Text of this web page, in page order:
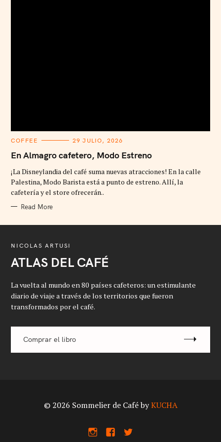
C
T
E
O
R
I
E
COFFEE 29 JULIO, 2026
En Almagro cafetero, Modo Estreno
¡La Disneylandia del café suma nuevas atracciones! En la calle
Palestina, Modo Barista está a punto de estreno. Allí, la
cafetería y el store ofrecerán..
Read More
NICOLAS ARTUSI
ATLAS DEL CAFÉ
La vuelta al mundo en 80 países cafeteros: un estimulante
diario de viaje a través de los territorios que fueron
transformados por el café.
Comprar el libro
X
© 2026 Sommelier de Café byKUCHA